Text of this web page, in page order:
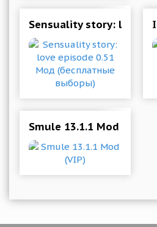
Sensuality story: love
Smule 13.1.1 Mod (VIP)